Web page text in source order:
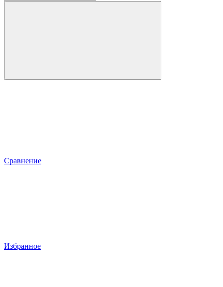
Сравнение
Избранное